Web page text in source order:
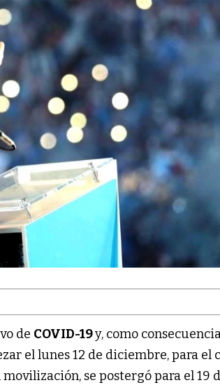
de COVID-19y, como
el lunes 12 de diciembre, para el
se postergó para el 19